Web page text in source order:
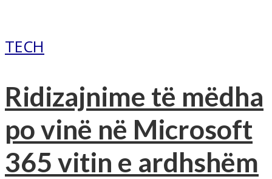
TECH
Ridizajnime të mëdha
po vinë në Microsoft
365 vitin e ardhshëm